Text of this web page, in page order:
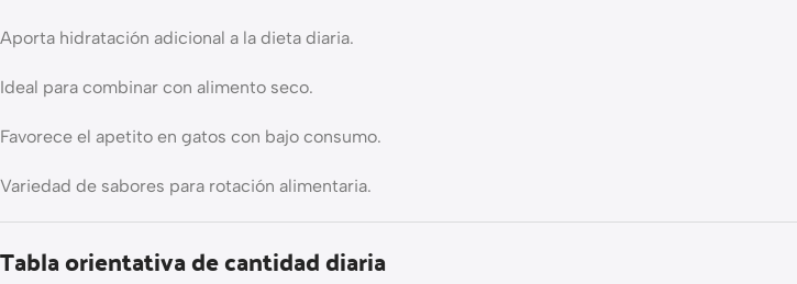
Aporta hidratación adicional a la dieta diaria.
Ideal para combinar con alimento seco.
Favorece el apetito en gatos con bajo consumo.
Variedad de sabores para rotación alimentaria.
Tabla orientativa de cantidad diaria